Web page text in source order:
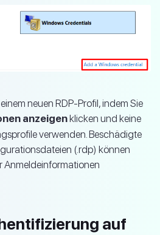
neuen RDP-Profil, indem Sie
anzeigenklicken und keine
verwenden. Beschädigte
(.rdp) können
Anmeldeinformationen
auf